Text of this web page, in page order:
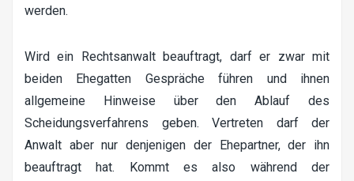
werden.
Wird ein Rechtsanwalt beauftragt, darf er zwar mit
beiden Ehegatten Gespräche führen und ihnen
allgemeine Hinweise über den Ablauf des
Scheidungsverfahrens geben. Vertreten darf der
Anwalt aber nur denjenigen der Ehepartner, der ihn
beauftragt hat. Kommt es also während der